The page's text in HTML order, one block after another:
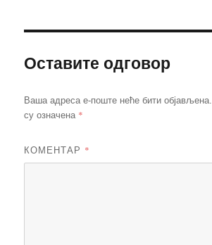
Оставите одговор
Ваша адреса е-поште неће бити објављена.
су означена *
КОМЕНТАР *